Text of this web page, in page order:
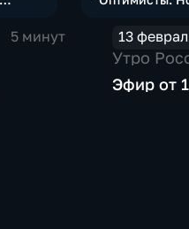
5 минут 13
Утро
Эфир от